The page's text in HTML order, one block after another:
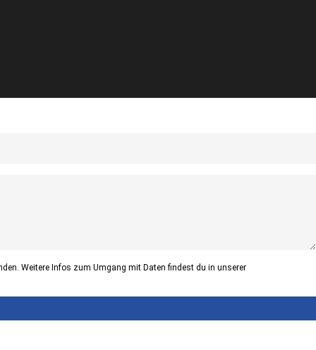
Weitere Infos zum Umgang mit Daten findest du in unserer